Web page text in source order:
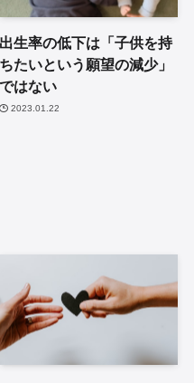
出生率の低下は「子供を持
ちたいという願望の減少」
ではない
2023.01.22